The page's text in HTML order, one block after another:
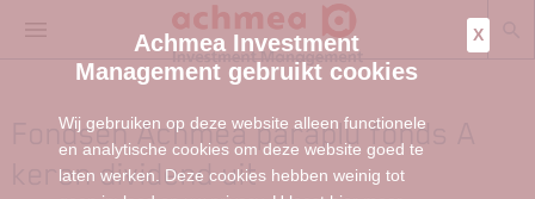
Achmea Investment
Management gebruikt cookies
Wij gebruiken op deze website alleen functionele
en analytische cookies om deze website goed te
laten werken. Deze cookies hebben weinig tot
X
Fondsen Achmea paraplu fonds A
keren dividend uit